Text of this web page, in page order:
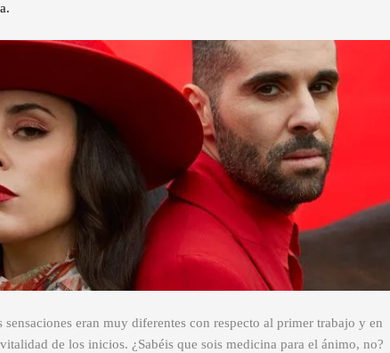
sensaciones eran muy diferentes con respecto al primer trabajo y en
de los inicios. ¿Sabéis que sois medicina para el ánimo, no?